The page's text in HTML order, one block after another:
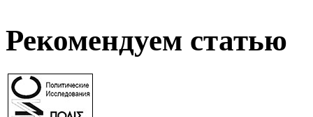
Рекомендуем статью